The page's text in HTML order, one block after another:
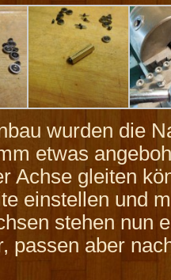
wurden die
etwas
Achse gleiten
einstellen und
stehen nun
passen aber